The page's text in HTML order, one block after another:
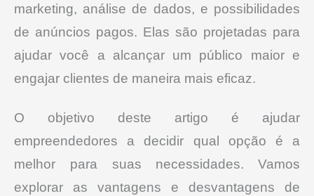
marketing, análise de dados, e possibilidades
de anúncios pagos. Elas são projetadas para
ajudar você a alcançar um público maior e
engajar clientes de maneira mais eficaz.
O objetivo deste artigo é ajudar
empreendedores a decidir qual opção é a
melhor para suas necessidades.
Vamos
explorar as vantagens e desvantagens de